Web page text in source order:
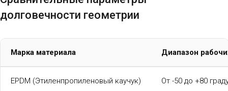
долговечности геометрии
Марка материала Диапазон
EPDM (Этиленпропиленовый каучук) От -50 до +80